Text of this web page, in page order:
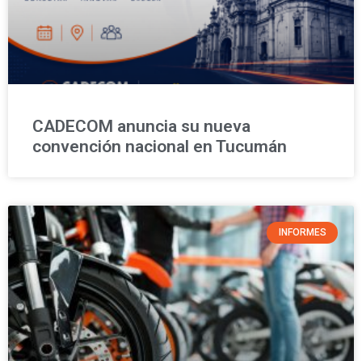
CADECOM anuncia su nueva
convención nacional en Tucumán
INFORMES